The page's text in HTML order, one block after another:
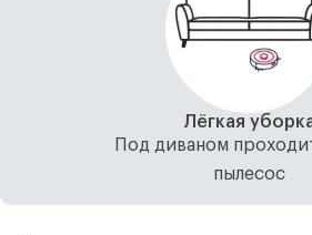
Лёгкая
Под диваном
пылесос